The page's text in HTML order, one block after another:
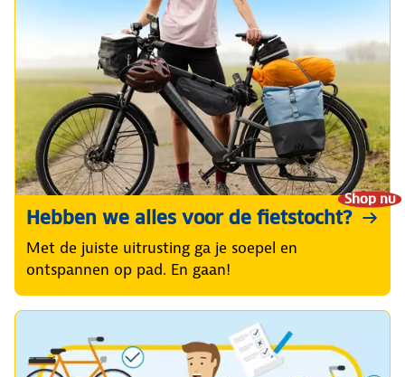
Shop nu
Hebben we alles voor de fietstocht?
Met de juiste uitrusting ga je soepel en
ontspannen op pad. En gaan!